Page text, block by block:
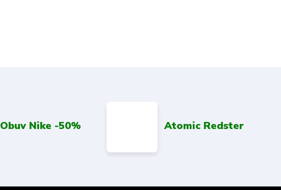
Obuv Nike -50% Atomic Redster